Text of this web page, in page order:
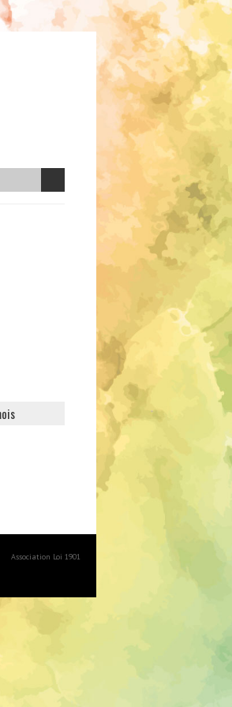
Association Loi 1901